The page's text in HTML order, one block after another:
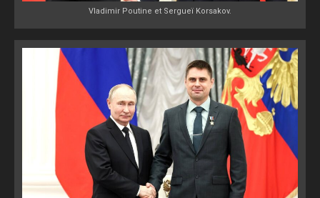
Vladimir Poutine et Sergueï Korsakov.